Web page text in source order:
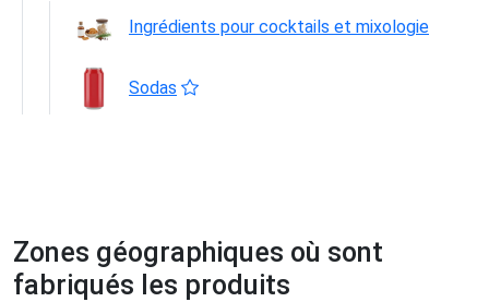
Ingrédients pour cocktails et mixologie
Sodas
Zones géographiques où sont
fabriqués les produits